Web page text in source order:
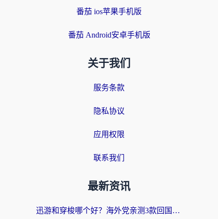
番茄 ios苹果手机版
番茄 Android安卓手机版
关于我们
服务条款
隐私协议
应用权限
联系我们
最新资讯
迅游和穿梭哪个好？海外党亲测3款回国加速器+手游加速对比，附避坑指南